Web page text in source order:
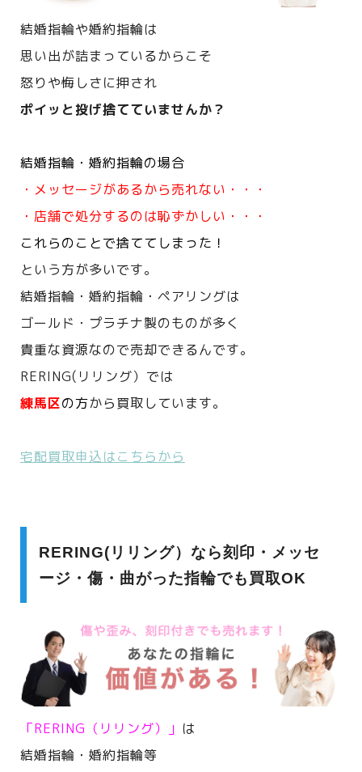
結婚指輪や婚約指輪は
思い出が詰まっているからこそ
怒りや悔しさに押され
ポイッと投げ捨てていませんか？
結婚指輪・婚約指輪の場合
・メッセージがあるから売れない・・・
・店舗で処分するのは恥ずかしい・・・
これらのことで捨ててしまった！
という方が多いです。
結婚指輪・婚約指輪・ペアリングは
ゴールド・プラチナ製のものが多く
貴重な資源なので売却できるんです。
RERING(リリング）では
練馬区の方から買取しています。
宅配買取申込はこちらから
RERING(リリング）なら刻印・メッセ
ージ・傷・曲がった指輪でも買取OK
「RERING（リリング）」 は
結婚指輪・婚約指輪等